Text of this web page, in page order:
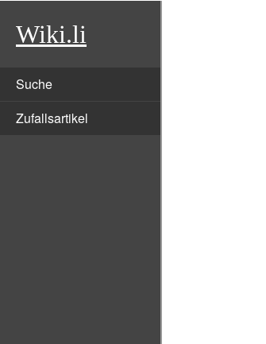
Wiki.li
Suche
Zufallsartikel